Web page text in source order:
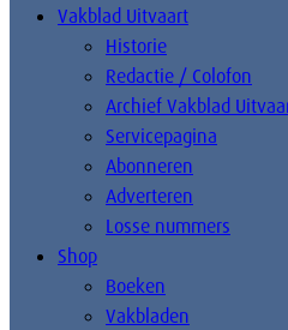
Vakblad Uitvaart
Historie
Redactie / Colofon
Archief Vakblad
Servicepagina
Abonneren
Adverteren
Losse nummers
Shop
Boeken
Vakbladen